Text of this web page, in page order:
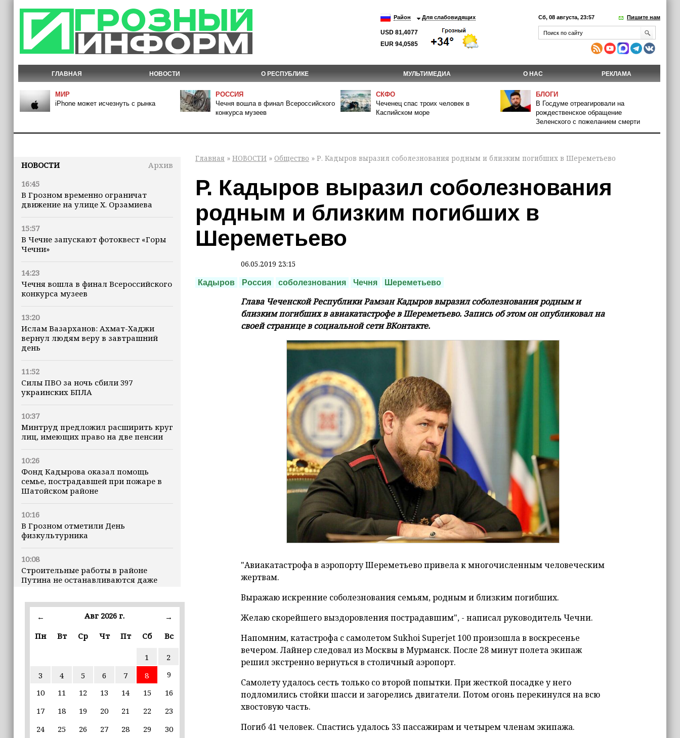
Район Для слабовидящих
USD 81,4077
EUR 94,0585
Сб, 08 августа, 23:57 Пишите нам
ГЛАВНАЯ НОВОСТИ О РЕСПУБЛИКЕ МУЛЬТИМЕДИА О НАС РЕКЛАМА
МИР
iPhone может исчезнуть с рынка
РОССИЯ
Чечня вошла в финал Всероссийского
конкурса музеев
СКФО
Чеченец спас троих человек в
Каспийском море
БЛОГИ
В Госдуме отреагировали на
рождественское обращение
Зеленского с пожеланием смерти
НОВОСТИ
Архив
16:45
В Грозном временно ограничат
движение на улице Х. Орзамиева
15:57
В Чечне запускают фотоквест «Горы
Чечни»
14:23
Чечня вошла в финал Всероссийского
конкурса музеев
13:20
Ислам Вазарханов: Ахмат-Хаджи
вернул людям веру в завтрашний
день
11:52
Силы ПВО за ночь сбили 397
украинских БПЛА
10:37
Минтруд предложил расширить круг
лиц, имеющих право на две пенсии
10:26
Фонд Кадырова оказал помощь
семье, пострадавшей при пожаре в
Шатойском районе
10:16
В Грозном отметили День
физкультурника
10:08
Строительные работы в районе
Путина не останавливаются даже
марта
В пяти школах столицы обновляют
инфраструктуру по госпрограмме
Силы ПВО сбили 75 БПЛА над
сутки
← Авг 2026 г.
→
Пн
Вт Ср Чт Пт Сб Вс
1
2
3
4 5 6 7 8
9
10
11 12 13 14 15
16
17
18 19 20 21 22
23
24
25 26 27 28 29
30
Главная » НОВОСТИ » Общество » Р. Кадыров выразил соболезнования родным и близким погибших в Шереметьево
Р. Кадыров выразил соболезнования
родным и близким погибших в
Шереметьево
06.05.2019 23:15
Кадыров Россия соболезнования Чечня Шереметьево
Глава Чеченской Республики Рамзан Кадыров выразил соболезнования родным и
близким погибших в авиакатастрофе в Шереметьево. Запись об этом он опубликовал на
своей странице в социальной сети ВКонтакте.
"Авиакатастрофа в аэропорту Шереметьево привела к многочисленным человеческим
жертвам.
Выражаю искренние соболезнования семьям, родным и близким погибших.
Желаю скорейшего выздоровления пострадавшим", - написал руководитель Чечни.
Напомним, катастрофа с самолетом Sukhoi Superjet 100 произошла в воскресенье
вечером. Лайнер следовал из Москвы в Мурманск. После 28 минут полета экипаж
решил экстренно вернуться в столичный аэропорт.
Самолету удалось сесть только со второй попытки. При жесткой посадке у него
подломились стойки шасси и загорелись двигатели. Потом огонь перекинулся на всю
хвостовую часть.
Погиб 41 человек. Спастись удалось 33 пассажирам и четырем членам экипажа.